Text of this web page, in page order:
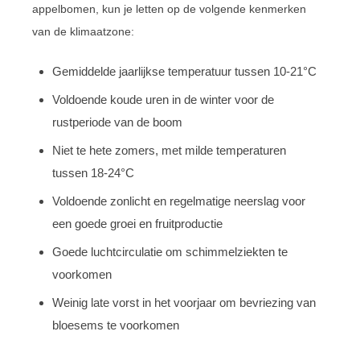
appelbomen, kun je letten op de volgende kenmerken
van de klimaatzone:
Gemiddelde jaarlijkse temperatuur tussen 10-21°C
Voldoende koude uren in de winter voor de
rustperiode van de boom
Niet te hete zomers, met milde temperaturen
tussen 18-24°C
Voldoende zonlicht en regelmatige neerslag voor
een goede groei en fruitproductie
Goede luchtcirculatie om schimmelziekten te
voorkomen
Weinig late vorst in het voorjaar om bevriezing van
bloesems te voorkomen